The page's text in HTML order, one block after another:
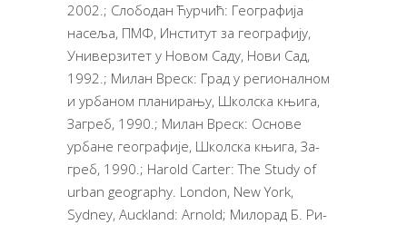
2002.; Слободан Ћурчић: Географија
насеља, ПМФ, Институт за географију,
Универзитет у Новом Саду, Нови Сад,
1992.; Ми­лан Вреск: Град у ре­ги­о­нал­ном
и ур­ба­ном пла­ни­ра­њу, Школ­ска књи­га,
За­греб, 1990.; Милан Вреск: Основе
урбане географије, Школ­ска књи­га, За­
греб, 1990.; Harold Carter: The Study of
urban geography. London, New York,
Sydney, Auckland: Arnold; Ми­ло­рад Б. Ри­